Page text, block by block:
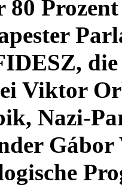
80
Viktor
Nazi-
Gábor